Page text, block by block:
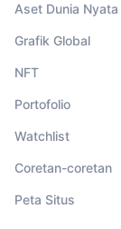
Aset Dunia Nyata
Grafik Global
NFT
Portofolio
Watchlist
Coretan-coretan
Peta Situs